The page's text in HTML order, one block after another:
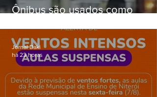
Ônibus são usados como
Gardênia Azul
Jornal Daki
há 23 horas